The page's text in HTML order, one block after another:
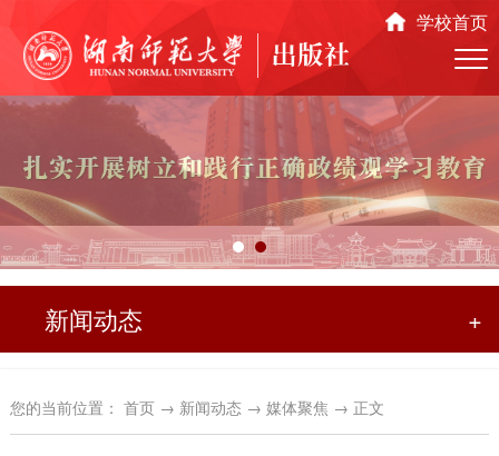
学校首页
新闻动态 +
您的当前位置： 首页→ 新闻动态→ 媒体聚焦 → 正文